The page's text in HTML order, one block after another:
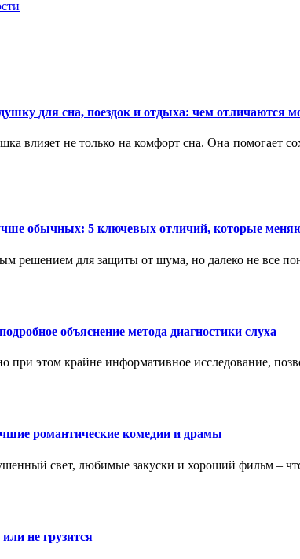
для сна, поездок и отдыха: чем отличаются
влияет не только на комфорт сна. Она помогает
обычных: 5 ключевых отличий, которые
решением для защиты от шума, но далеко не все
объяснение метода диагностики слуха
при этом крайне информативное исследование,
романтические комедии и драмы
свет, любимые закуски и хороший фильм –
не грузится